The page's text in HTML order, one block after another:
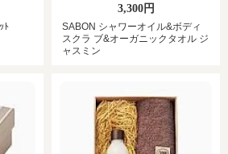
ﾄ
3,300円
SABON シャワーオイル&ボディ
スクラ ブ&オーガニックタオル ジ
ャスミン